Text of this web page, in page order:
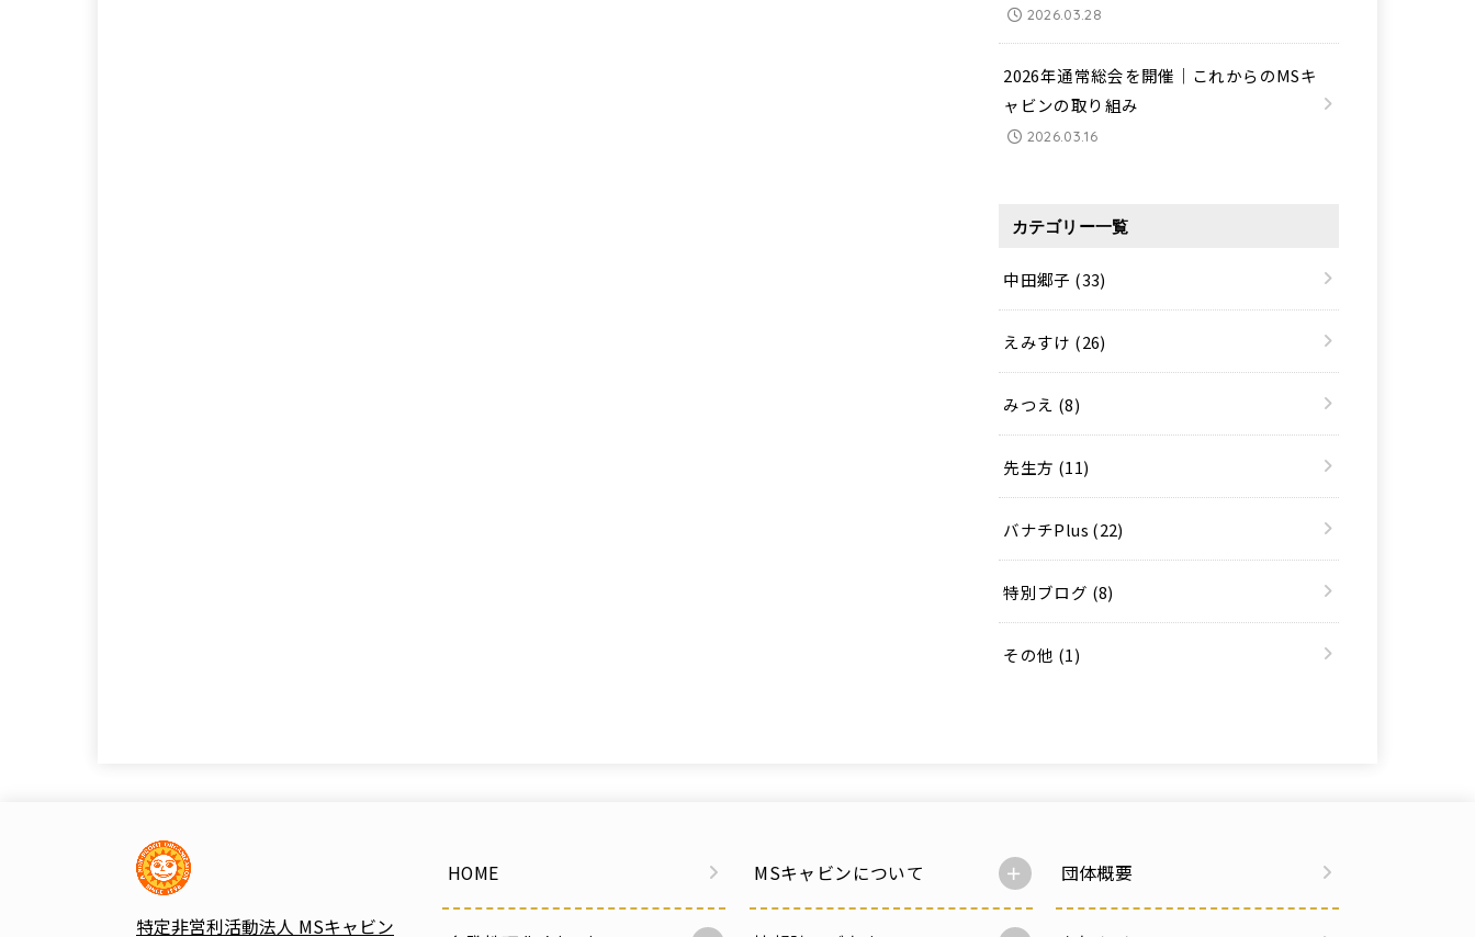
2026.03.28
2026年通常総会を開催｜これからのMSキ
ャビンの取り組み
2026.03.16
カテゴリー一覧
中田郷子 (33)
えみすけ (26)
みつえ (8)
先生方 (11)
バナチPlus (22)
特別ブログ (8)
その他 (1)
特定非営利活動法人 MSキャビン
HOME MSキャビンについて 団体概要